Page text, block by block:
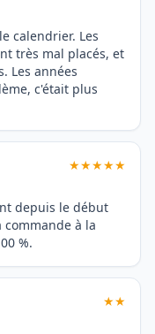
calendrier. Les
très mal placés, et
Les années
c'était plus
★★★★★
depuis le début
à la
%.
★★